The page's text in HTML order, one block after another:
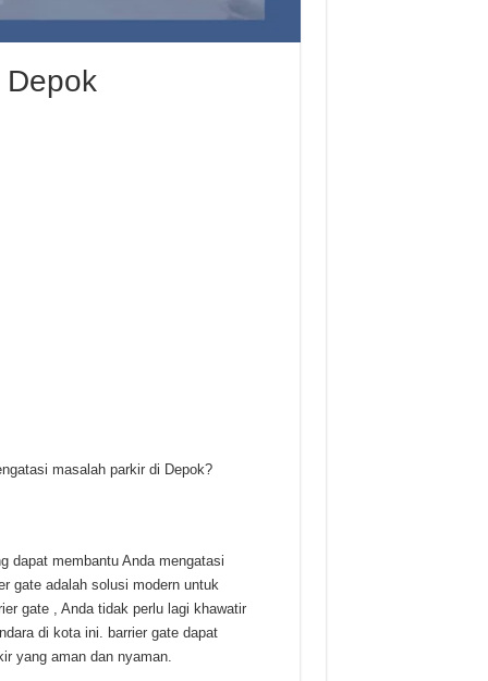
masalah parkir di Depok?
dapat membantu Anda mengatasi
gate adalah solusi modern untuk
gate , Anda tidak perlu lagi khawatir
di kota ini. barrier gate dapat
yang aman dan nyaman.